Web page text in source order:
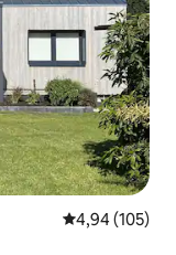
Évaluation
4,94 (105)